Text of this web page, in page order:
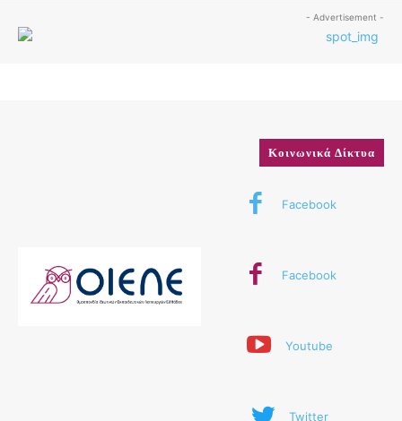
- Advertisement -
Κοινωνικά Δίκτυα
Facebook
Facebook
Youtube
Twitter